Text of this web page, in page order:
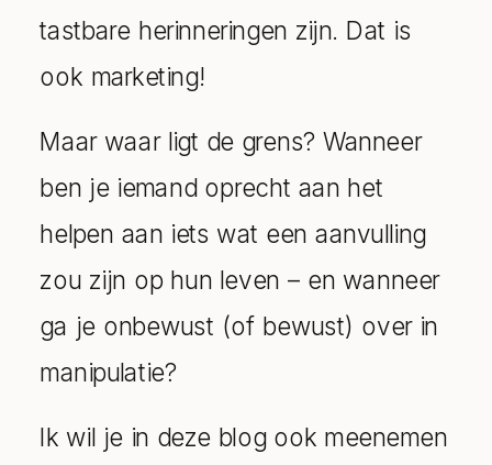
tastbare herinneringen zijn. Dat is
ook marketing!
Maar waar ligt de grens? Wanneer
ben je iemand oprecht aan het
helpen aan iets wat een aanvulling
zou zijn op hun leven – en wanneer
ga je onbewust (of bewust) over in
manipulatie?
Ik wil je in deze blog ook meenemen